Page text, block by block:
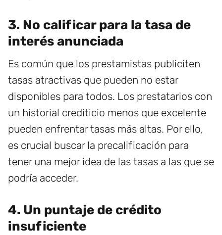
3. No calificar para la tasa de
interés anunciada
Es común que los prestamistas publiciten
tasas atractivas que pueden no estar
disponibles para todos. Los prestatarios con
un historial crediticio menos que excelente
pueden enfrentar tasas más altas. Por ello,
es crucial buscar la precalificación para
tener una mejor idea de las tasas a las que se
podría acceder.
4. Un puntaje de crédito
insuficiente